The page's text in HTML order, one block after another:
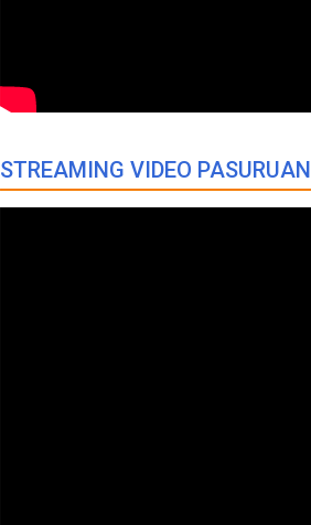
STREAMING VIDEO PASURUAN